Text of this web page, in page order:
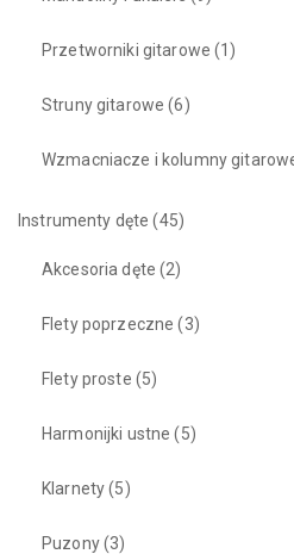
Przetworniki gitarowe (1)
Struny gitarowe (6)
Wzmacniacze i kolumny
Instrumenty dęte (45)
Akcesoria dęte (2)
Flety poprzeczne (3)
Flety proste (5)
Harmonijki ustne (5)
Klarnety(5)
Puzony(3)